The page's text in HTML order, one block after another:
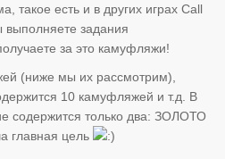
такое есть и в других играх Call
задания
за это камуфляжи!
(ниже мы их рассмотрим),
10 камуфляжей и т.д. В
содержится только два: ЗОЛОТО
главная цель